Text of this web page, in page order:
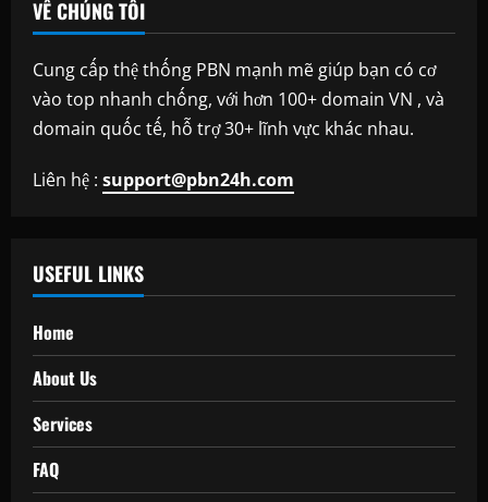
VỀ CHÚNG TÔI
Cung cấp thệ thống PBN mạnh mẽ giúp bạn có cơ
vào top nhanh chống, với hơn 100+ domain VN , và
domain quốc tế, hỗ trợ 30+ lĩnh vực khác nhau.
Liên hệ : support@pbn24h.com
USEFUL LINKS
Home
About Us
Services
FAQ